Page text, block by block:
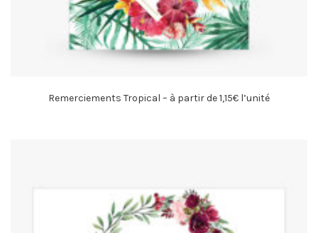
Remerciements Tropical – à partir de 1,15€ l’unité